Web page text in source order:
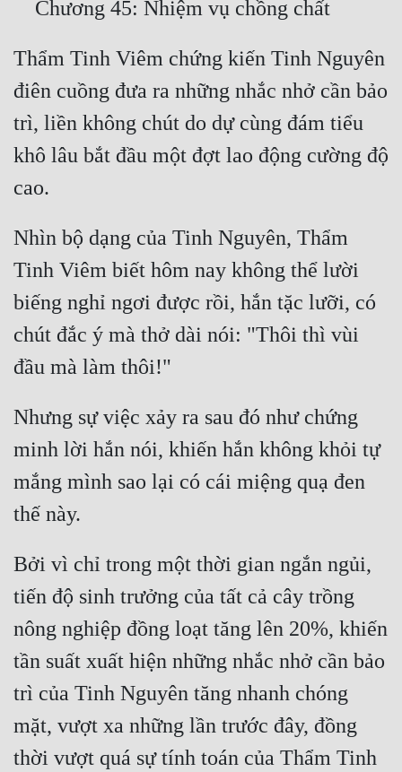
Truyện Nhập Môn
Truyện ngắn
Xa Lộ Dịch
Cung Đấu
Cạnh Kỹ
Cổ Đại
Du Hí
Dã Sử
Dị Giới
Gia Đấu
Góc Nhìn Nam
Góc Nhìn Nữ
Huyền Ảo
Hài Hước
Hệ Thống
Học Đường
Khoa Huyễn
Thẩm Tinh Viêm chứng kiến Tinh Nguyên
điên cuồng đưa ra những nhắc nhở cần bảo
trì, liền không chút do dự cùng đám tiểu
khô lâu bắt đầu một đợt lao động cường độ
Nhìn bộ dạng của Tinh Nguyên, Thẩm
Tinh Viêm biết hôm nay không thể lười
biếng nghỉ ngơi được rồi, hắn tặc lưỡi, có
chút đắc ý mà thở dài nói: "Thôi thì vùi
Nhưng sự việc xảy ra sau đó như chứng
minh lời hắn nói, khiến hắn không khỏi tự
mắng mình sao lại có cái miệng quạ đen
Bởi vì chỉ trong một thời gian ngắn ngủi,
tiến độ sinh trưởng của tất cả cây trồng
nông nghiệp đồng loạt tăng lên 20%, khiến
tần suất xuất hiện những nhắc nhở cần bảo
trì của Tinh Nguyên tăng nhanh chóng
mặt, vượt xa những lần trước đây, đồng
thời vượt quá sự tính toán của Thẩm Tinh